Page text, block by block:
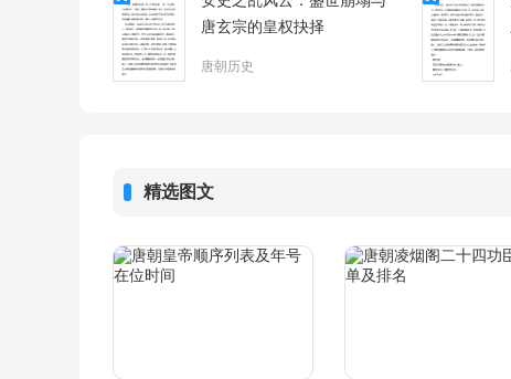
唐玄宗的皇权抉择
唐朝历史
精选图文